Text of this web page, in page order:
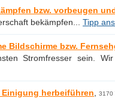
bzw. vorbeugen
bekämpfen... Tipp
Bildschirme bzw.
Stromfresser sein.
herbeiführen 3170